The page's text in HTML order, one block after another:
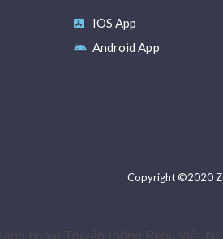
IOS App
Android App
Copyright ©2020